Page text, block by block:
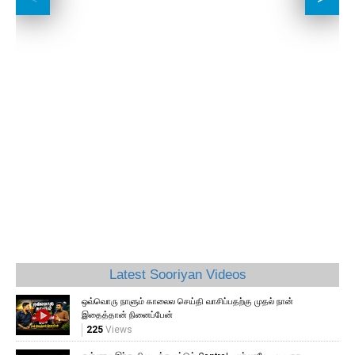
Latest Sooriyan Videos
ஒவ்வொரு நாளும் காலைல செய்தி வாசிப்பதற்கு முதல் நான்
இதைத்தான் நினைப்பேன்
225Views